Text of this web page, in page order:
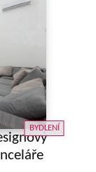
BYDLENÍ